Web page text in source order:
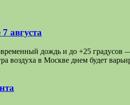
августа
дождь и до +25 градусов —
воздуха в Москве днем будет